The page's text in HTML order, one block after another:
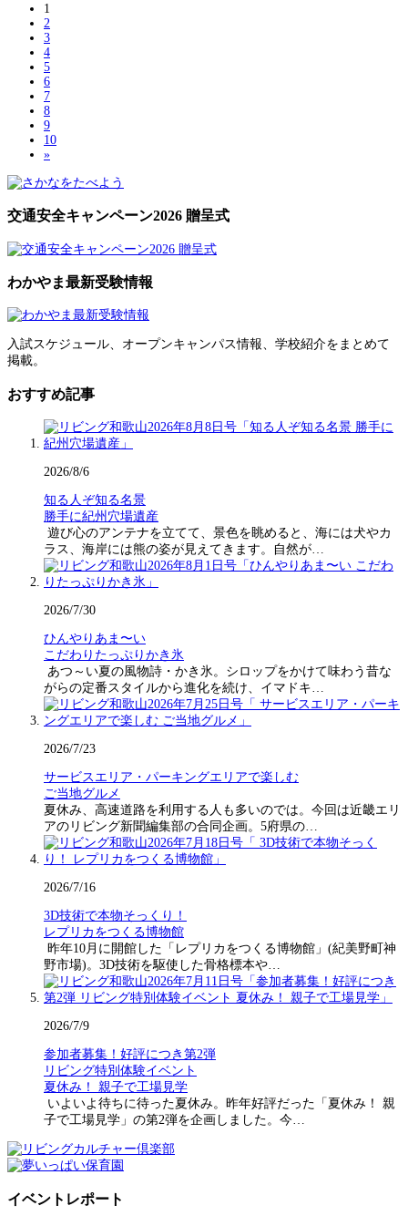
1
2
3
4
5
6
7
8
9
10
»
交通安全キャンペーン2026 贈呈式
わかやま最新受験情報
入試スケジュール、オープンキャンパス情報、学校紹介をまとめて
掲載。
おすすめ記事
2026/8/6
知る人ぞ知る名景
勝手に紀州穴場遺産
遊び心のアンテナを立てて、景色を眺めると、海には犬やカ
ラス、海岸には熊の姿が見えてきます。自然が…
2026/7/30
ひんやりあま〜い
こだわりたっぷりかき氷
あつ～い夏の風物詩・かき氷。シロップをかけて味わう昔な
がらの定番スタイルから進化を続け、イマドキ…
2026/7/23
サービスエリア・パーキングエリアで楽しむ
ご当地グルメ
夏休み、高速道路を利用する人も多いのでは。今回は近畿エリ
アのリビング新聞編集部の合同企画。5府県の…
2026/7/16
3D技術で本物そっくり！
レプリカをつくる博物館
昨年10月に開館した「レプリカをつくる博物館」(紀美野町神
野市場)。3D技術を駆使した骨格標本や…
2026/7/9
参加者募集！好評につき第2弾
リビング特別体験イベント
夏休み！ 親子で工場見学
いよいよ待ちに待った夏休み。昨年好評だった「夏休み！ 親
子で工場見学」の第2弾を企画しました。今…
イベントレポート